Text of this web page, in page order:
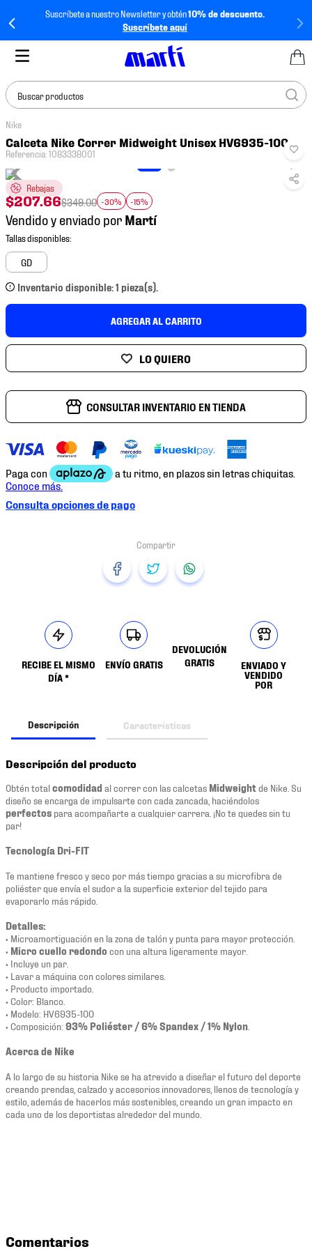
Suscríbete a nuestro Newsletter y obtén10% de descuento.
Suscríbete aquí
Buscar productos
Nike
Calceta Nike Correr Midweight Unisex HV6935-100
Referencia:1083338001
Rebajas
$207.66$349.00 -30% -15%
Vendido y enviado por
GD
Inventario disponible: 1 pieza(s).
AGREGAR AL CARRITO
CONSULTAR INVENTARIO EN TIENDA
Consulta opciones de pago
RECIBE EL MISMO
DÍA *
ENVÍO GRATIS
DEVOLUCIÓN
GRATIS
ENVIADO Y
VENDIDO
POR
Descripción Características
Descripción del producto
Obtén totalcomodidad al correr con las calcetas Midweightde Nike. Su
diseño se encarga de impulsarte con cada zancada, haciéndolos
perfectos para acompañarte a cualquier carrera. ¡No te quedes sin tu
par!
Tecnología Dri-FIT
Te mantiene fresco y seco por más tiempo gracias a su microfibra de
poliéster que envía el sudor a la superficie exterior del tejido para
evaporarlo más rápido.
Detalles:
• Microamortiguación en la zona de talón y punta para mayor protección.
• Micro cuello redondo con una altura ligeramente mayor.
• Incluye un par.
• Lavar a máquina con colores similares.
• Producto importado.
• Color: Blanco.
• Modelo: HV6935-100
• Composición: 93% Poliéster / 6% Spandex / 1% Nylon
Acerca de Nike
A lo largo de su historia Nike se ha atrevido a diseñar el futuro del deporte
creando prendas, calzado y accesorios innovadores, llenos de tecnología y
estilo, además de hacerlos más sostenibles, creando un gran impacto en
cada uno de los deportistas alrededor del mundo.
Comentarios
TÉRMINOS MÁS
BUSCADOS
1.
2.
tenis hombre
3.
tenis
4.
tenis futbol
5.
jersey
6.
mochila
8.
chivas
10. tenis nike